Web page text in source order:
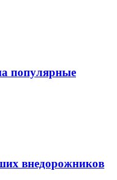
популярные
внедорожников